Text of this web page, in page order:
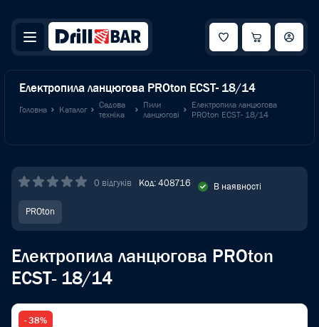
Електропила ланцюгова PROton ECSТ- 18/14
Головна Каталог
Садова
техніка
Пили
ланцюгові
Електропила ланцюгова
PROton ECSТ- 18/14
0 відгуків Код: 408716 В наявності
PROton
Електропила ланцюгова PROton
ECSТ- 18/14
- 38%